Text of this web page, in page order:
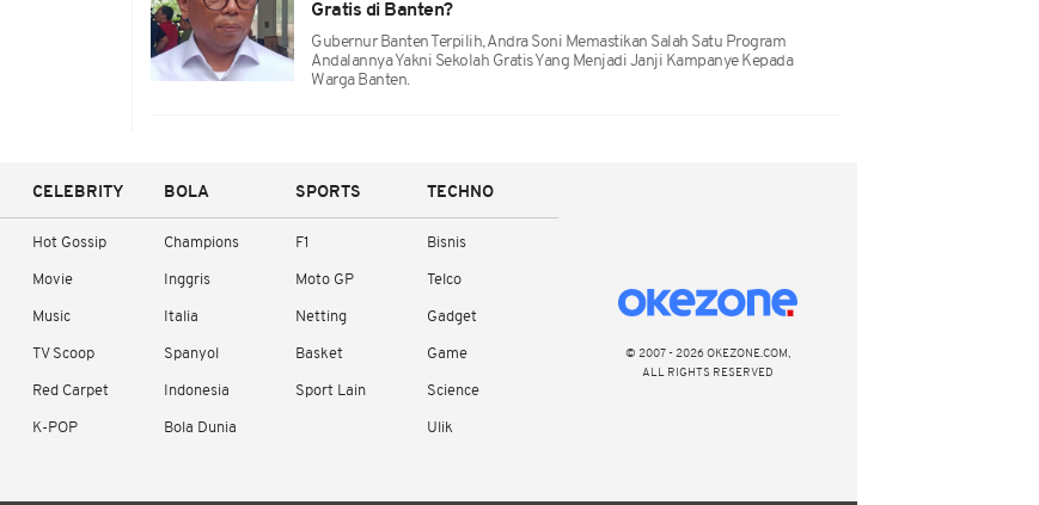
Gratis di Banten?
Gubernur Banten Terpilih, Andra Soni Memastikan Salah Satu Program
Andalannya Yakni Sekolah Gratis Yang Menjadi Janji Kampanye Kepada
Warga Banten.
CELEBRITY
Hot Gossip
Movie
Music
TV Scoop
Red Carpet
K-POP
BOLA
Champions
Inggris
Italia
Spanyol
Indonesia
Bola Dunia
SPORTS
F1
Moto GP
Netting
Basket
Sport Lain
TECHNO
Bisnis
Telco
Gadget
Game
Science
Ulik
© 2007 - 2026 OKEZONE.COM,
ALL RIGHTS RESERVED